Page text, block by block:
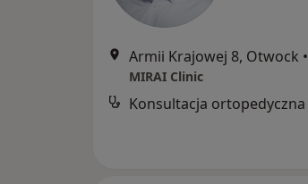
Armii Krajowej 8, Otwock •
MIRAI Clinic
Konsultacja ortopedyczna